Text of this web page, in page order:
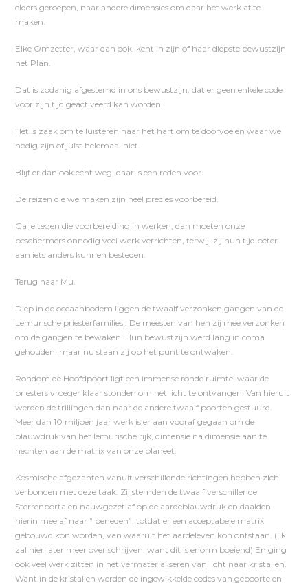
elders geroepen, naar andere dimensies om daar het werk af te
maken.
Elke Omzetter, waar dan ook, kent in zijn of haar diepste bewustzijn
het Plan.
Dat is zodanig afgestemd in ons bewustzijn, dat er geen enkele code
voor zijn tijd geactiveerd kan worden.
Het is zaak om te luisteren naar het hart om te doorvoelen waar we
nodig zijn of juist helemaal niet.
Blijf er dan ook echt weg, daar is een reden voor.
De reizen die we maken zijn heel precies voorbereid.
Ga je tegen die voorbereiding in werken, dan moeten onze
beschermers onnodig veel werk verrichten, terwijl zij hun tijd beter
aan iets anders kunnen besteden.
Terug naar Mu.
Diep in de oceaanbodem liggen de twaalf verzonken gangen van de
Lemurische priesterfamilies . De meesten van hen zij mee verzonken
om de gangen te bewaken. Hun bewustzijn werd lang in coma
gehouden, maar nu staan zij op het punt te ontwaken.
Rondom de Hoofdpoort ligt een immense ronde ruimte, waar de
priesters vroeger klaar stonden om het licht te ontvangen. Van hieruit
werden de trillingen dan naar de andere twaalf poorten gestuurd.
Meer dan 10 miljoen jaar werk is er aan vooraf gegaan om de
blauwdruk van het lemurische rijk, dimensie na dimensie aan te
hechten aan de matrix van onze planeet.
Kosmische afgezanten vanuit verschillende richtingen hebben zich
verbonden met deze taak. Zij stemden de twaalf verschillende
Sterrenportalen nauwgezet af op de aardeblauwdruk en daalden
hierin mee af naar “ beneden”, totdat er een acceptabele matrix
gebouwd kon worden, van waaruit het aardeleven kon ontstaan. ( Ik
zal hier later meer over schrijven, want dit is enorm boeiend) En ging
ook veel werk zitten in het vermaterialiseren van licht naar kristallen.
Want in de kristallen werden de ingewikkelde codes van geboorte en